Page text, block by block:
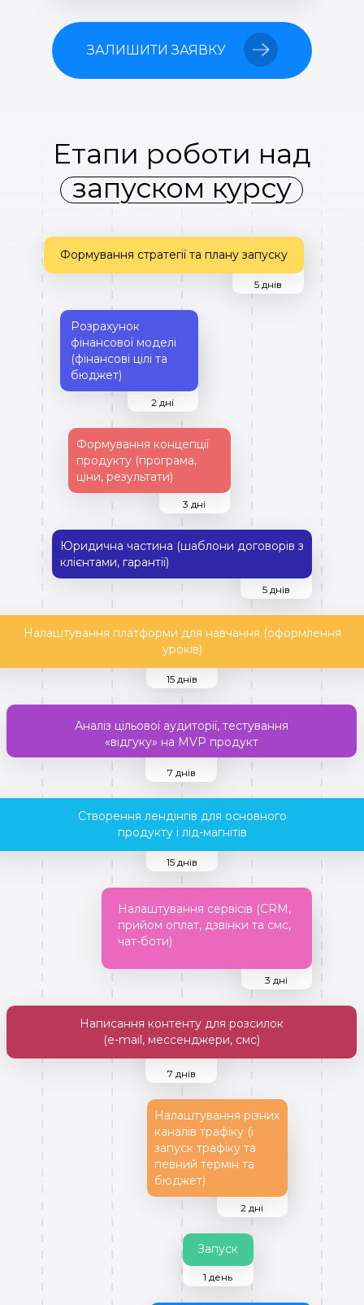
ЗАЛИШИТИ ЗАЯВКУ
5 днів
5 днів
7 днів
7 днів
15 днів
2 дні
1 день
3 дні
3 дні
Формування стратегії та плану запуску
Юридична частина (шаблони договорів з
клієнтами, гарантії)
Аналіз цільової аудиторії, тестування
«відгуку» на MVP продукт
Написання контенту для розсилок
(e-mail, мессенджери, смс)
Налаштування платформи для навчання (оформлення
уроків)
Створення лендінгів для основного
продукту і лід-магнітів
Розрахунок
фінансової моделі
(фінансові цілі та
бюджет)
Налаштування різних
каналів трафіку (і
запуск трафіку та
певний термін та
бюджет)
Запуск
Формування концепції
продукту (програма,
ціни, результати)
Налаштування сервісів (CRM,
прийом оплат, дзвінки та смс,
чат-боти)
15 днів
2 дні
Етапи роботи над
запуском курсу